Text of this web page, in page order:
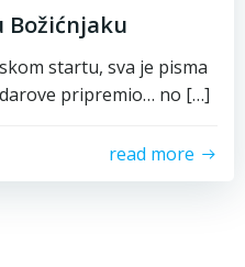
Božićnjaku
startu, sva je pisma
pripremio… no […]
read more